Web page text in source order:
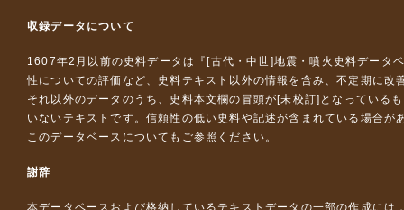
収録データについて
1607年2月以前の史料データは『 [古代・中世]地震・噴火史料データ
性についての評価など、史料テキスト以外の情報を含み、不定期に改
それ以外のデータのうち、史料本文欄の冒頭が[未校訂]となっている
いないテキストです。信頼性の低い史料や記述が含まれている場合が
このデータベースについて もご参照ください。
謝辞
本データベースおよび格納しているテキストデータの一部の作成には